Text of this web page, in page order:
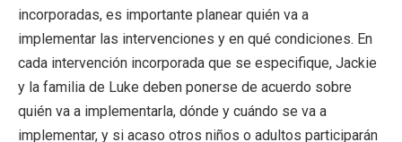
incorporadas, es importante planear quién va a
implementar las intervenciones y en qué condiciones. En
cada intervención incorporada que se especifique, Jackie
y la familia de Luke deben ponerse de acuerdo sobre
quién va a implementarla, dónde y cuándo se va a
implementar, y si acaso otros niños o adultos participarán